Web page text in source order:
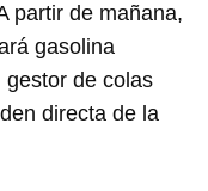
partir de mañana,
gasolina
gestor de colas
directa de la